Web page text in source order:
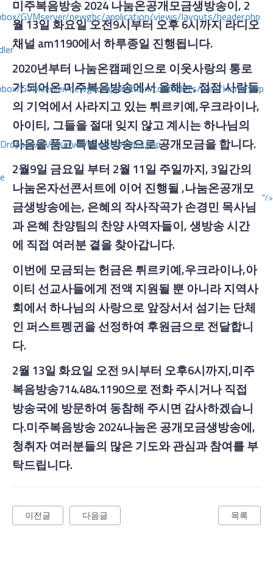
GVMserver/newgbc/application/views/layouts/header.php
GVMserver/newgbc/application/controllers/web/Home.php
GVMserver/newgbc/index.php
"/>
미주복음방송2024 나눔온공개모금생방송이, 2
월 13일 화요일 오전9시부터 오후 6시까지 라디오
채널 am1190에서 하루종일 진행됩니다.
2020년부터 나눔온캠페인으로 이웃사랑의 통로
가 되어온 미주복음방송에서 올해는, 점점 사람들
의 기억에서 사라지고 있는 튀르키예,우크라이나,
아이티, 그들을 절대 잊지 않고 계시는 하나님의
마음을 품고 특별생방송으로 공개모금을 합니다.
2월9일 금요일 부터 2월 11일 주일까지, 3일간의
나눔온자선콘서트에 이어 진행될 ,나눔온공개모
금생방송에는, 은혜의 작사작곡가 손경민 목사님
과 은혜 찬양팀의 찬양 사역자들이, 생방송 시간
에 직접 여러분 곁을 찾아갑니다.
이번에 모금되는헌금은 튀르키예,우크라이나,아
이티 선교사들에게 전액 지원될 뿐 아니라 지역사
회에서 하나님의 사랑으로 앞장서서 섬기는 단체
인 퍼스트펭귄을 선정하여 후원금으로 전달합니
다.
2월 13일 화요일 오전 9시부터 오후6시까지,미주
복음방송714.484.1190으로 전화 주시거나 직접
방송국에 방문하여 동참해 주시면 감사하겠습니
다.미주복음방송 2024나눔온 공개모금생방송에,
청취자 여러분들의 많은 기도와 관심과 참여를 부
탁드립니다.
다음글
이전글 목록